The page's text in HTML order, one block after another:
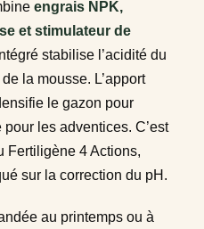
engrais NPK,
et stimulateur de
stabilise l’acidité du
la mousse. L’apport
le gazon pour
les adventices. C’est
Fertiligène 4 Actions,
sur la correction du pH.
au printemps ou à